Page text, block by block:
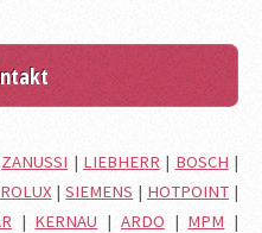
ZANUSSI | LIEBHERR | BOSCH |
|SIEMENS | HOTPOINT |
| KERNAU | ARDO | MPM |